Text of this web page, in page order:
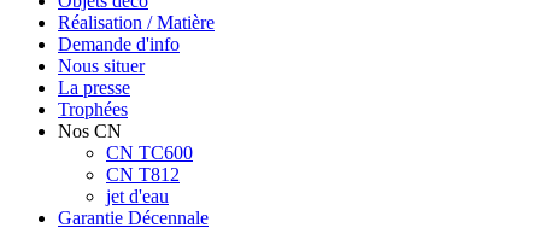
Réalisation / Matière
Demande d'info
Nous situer
La presse
Trophées
Nos CN
CN TC600
CN T812
jet d'eau
Garantie Décennale